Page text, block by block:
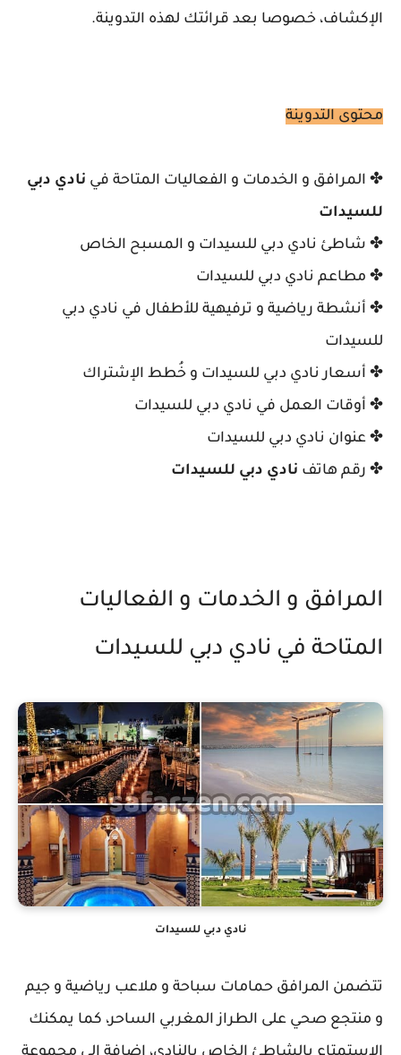
الإكشاف، خصوصا بعد قرائتك لهذه التدوينة.
محتوى التدوينة
✤ المرافق و الخدمات و الفعاليات المتاحة في نادي دبي
للسيدات
✤ شاطئ نادي دبي للسيدات و المسبح الخاص
✤ مطاعم نادي دبي للسيدات
✤ أنشطة رياضية و ترفيهية للأطفال في نادي دبي
للسيدات
✤ أسعار نادي دبي للسيدات و خُطط الإشتراك
✤ أوقات العمل في نادي دبي للسيدات
✤ عنوان نادي دبي للسيدات
✤ رقم هاتف نادي دبي للسيدات
المرافق و الخدمات و الفعاليات
المتاحة في نادي دبي للسيدات
نادي دبي للسيدات
تتضمن المرافق حمامات سباحة و ملاعب رياضية و جيم
و منتجع صحي على الطراز المغربي الساحر، كما يمكنك